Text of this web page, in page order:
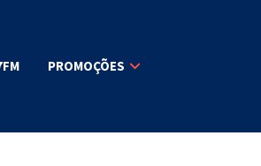
PROMOÇÕES